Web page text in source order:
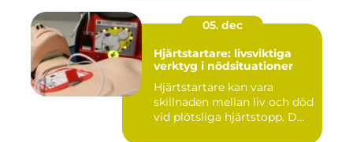
05. dec
Hjärtstartare: livsviktiga
verktyg i nödsituationer
Hjärtstartare kan vara
skillnaden mellan liv och död
vid plötsliga hjärtstopp. D...